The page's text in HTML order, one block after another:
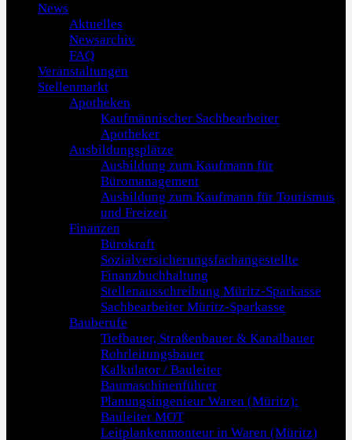
News
Aktuelles
Newsarchiv
FAQ
Veranstaltungen
Stellenmarkt
Apotheken
Kaufmännischer Sachbearbeiter
Apotheker
Ausbildungsplätze
Ausbildung zum Kaufmann für
Büromanagement
Ausbildung zum Kaufmann für Tourismus
und Freizeit
Finanzen
Bürokraft
Sozialversicherungsfachangestellte
Finanzbuchhaltung
Stellenausschreibung Müritz-Sparkasse
Sachbearbeiter Müritz-Sparkasse
Bauberufe
Tiefbauer, Straßenbauer & Kanalbauer
Rohrleitungsbauer
Kalkulator / Bauleiter
Baumaschinenführer
Planungsingenieur Waren (Müritz):
Bauleiter MOT
Leitplankenmonteur in Waren (Müritz)